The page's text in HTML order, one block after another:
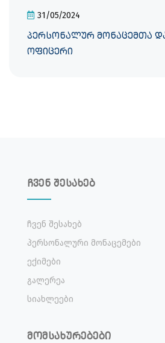
31/05/2024
პერსონალურ მონაცემთა
ოფიცერი
ჩვენ შესახებ
Ჩვენ Შესახებ
Პერსონალური Მონაცემები
Ექიმები
Გალერეა
Სიახლეები
მომსახურებები